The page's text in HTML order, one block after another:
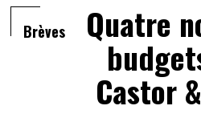
Brèves Quatre
Castor